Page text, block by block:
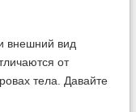
внешний вид
от
тела. Давайте